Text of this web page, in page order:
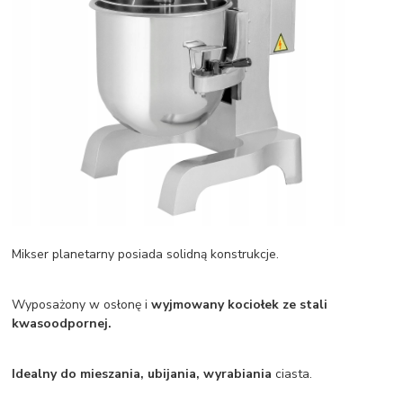
Mikser planetarny posiada solidną konstrukcje.
Wyposażony w osłonę iwyjmowany kociołek ze stali
kwasoodpornej.
Idealny do mieszania, ubijania, wyrabiania ciasta.